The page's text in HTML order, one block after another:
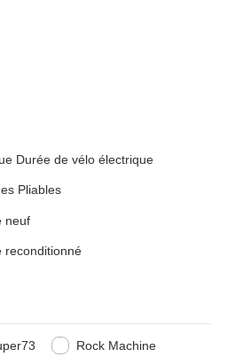
Durée de vélo électrique
Pliables
neuf
reconditionné
Rock Machine